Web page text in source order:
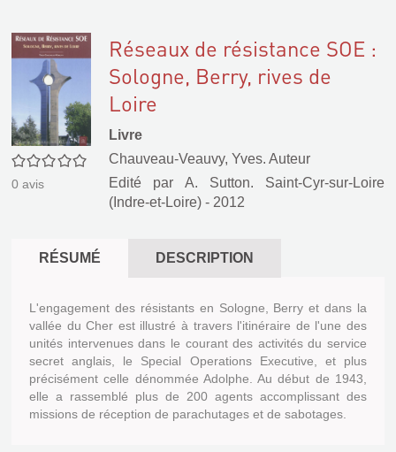
0/5
0 avis
Réseaux de résistance SOE :
Sologne, Berry, rives de
Loire
Livre
Chauveau-Veauvy, Yves. Auteur
Edité par A. Sutton. Saint-Cyr-sur-Loire
(Indre-et-Loire) - 2012
RÉSUMÉ DESCRIPTION
L'engagement des résistants en Sologne, Berry et dans la
vallée du Cher est illustré à travers l'itinéraire de l'une des
unités intervenues dans le courant des activités du service
secret anglais, le Special Operations Executive, et plus
précisément celle dénommée Adolphe. Au début de 1943,
elle a rassemblé plus de 200 agents accomplissant des
missions de réception de parachutages et de sabotages.